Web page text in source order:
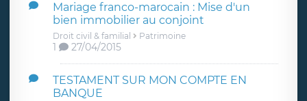
Mariage franco-marocain : Mise d'un
bien immobilier au conjoint
Droit civil & familial Patrimoine
1 27/04/2015
TESTAMENT SUR MON COMPTE EN
BANQUE